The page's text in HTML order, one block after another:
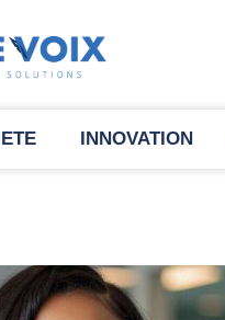
INNOVATION